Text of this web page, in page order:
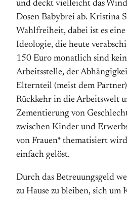
und deckt vielleicht das
Dosen Babybrei ab. Kristina
Wahlfreiheit, dabei ist es
Ideologie, die heute
150 Euro monatlich sind
Arbeitsstelle, der
Elternteil (meist dem
Rückkehr in die Arbeitswelt
Zementierung von
zwischen Kinder und
von Frauen* thematisiert
einfach gelöst.
Durch das Betreuungsgeld
zu Hause zu bleiben, sich um